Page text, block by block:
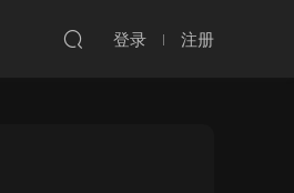
登录 注册